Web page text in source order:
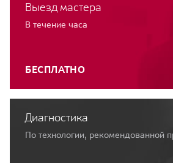
Выезд мастера
В течение часа
БЕСПЛАТНО
Диагностика
По технологии, рекомендованной